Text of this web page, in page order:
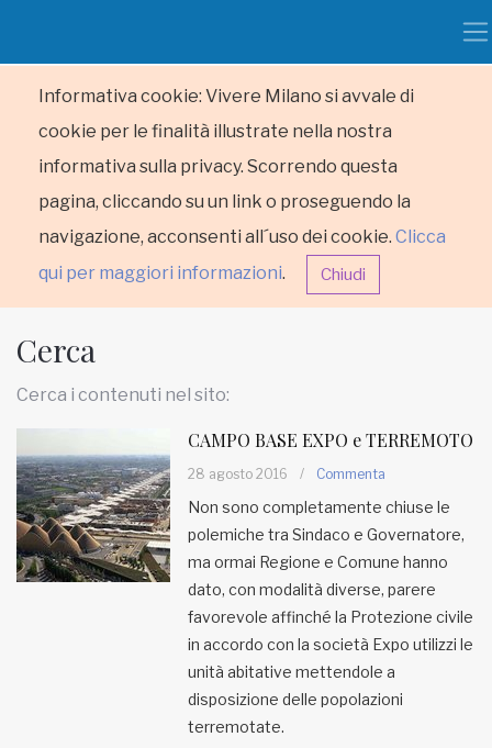
Informativa cookie: Vivere Milano si avvale di
cookie per le finalità illustrate nella nostra
informativa sulla privacy. Scorrendo questa
pagina, cliccando su un link o proseguendo la
navigazione, acconsenti all´uso dei cookie. Clicca
qui per maggiori informazioni. Chiudi
RUBRICHE
MUNICIPI
Inviateci le vostre segnalazioni
Cerca
Cerca i contenuti nel sito:
CAMPO BASE EXPO e TERREMOTO
28 agosto 2016 / Commenta
Non sono completamente chiuse le
polemiche tra Sindaco e Governatore,
ma ormai Regione e Comune hanno
dato, con modalità diverse, parere
favorevole affinché la Protezione civile
in accordo con la società Expo utilizzi le
unità abitative mettendole a
disposizione delle popolazioni
terremotate.